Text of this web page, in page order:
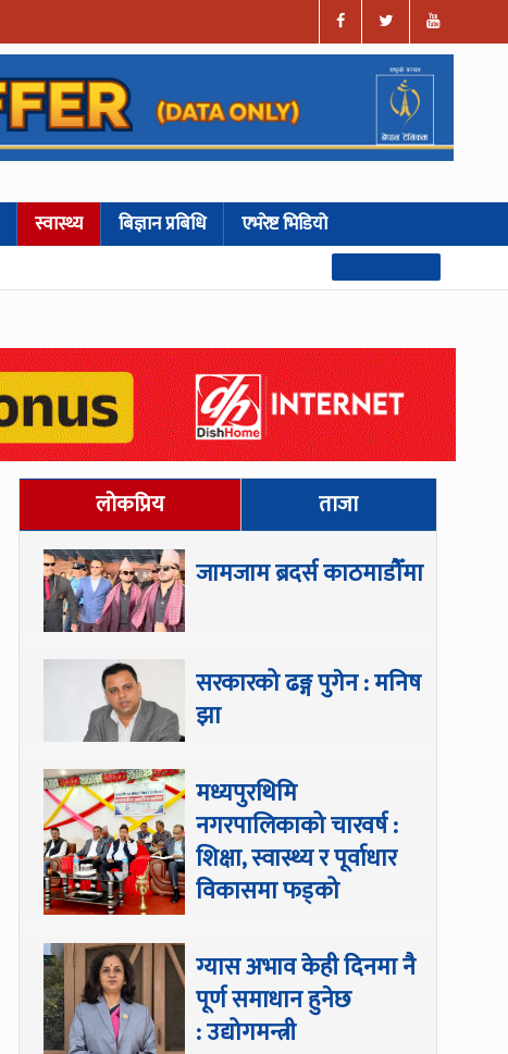
स्वास्थ्य बिज्ञान प्रबिधि एभरेष्ट भिडियो
लोकप्रिय ताजा
जामजाम ब्रदर्स काठमाडौँमा
सरकारको ढङ्ग पुगेन : मनिष
झा
मध्यपुरथिमि
नगरपालिकाको चारवर्ष :
शिक्षा, स्वास्थ्य र पूर्वाधार
विकासमा फड्को
ग्यास अभाव केही दिनमा नै
पूर्ण समाधान हुनेछ
: उद्योगमन्त्री